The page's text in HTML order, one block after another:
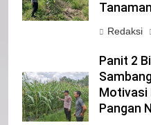
Redaksi
Panit 2
Motivasi
Pangan
23